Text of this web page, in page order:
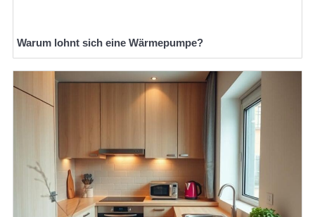
Warum lohnt sich eine Wärmepumpe?